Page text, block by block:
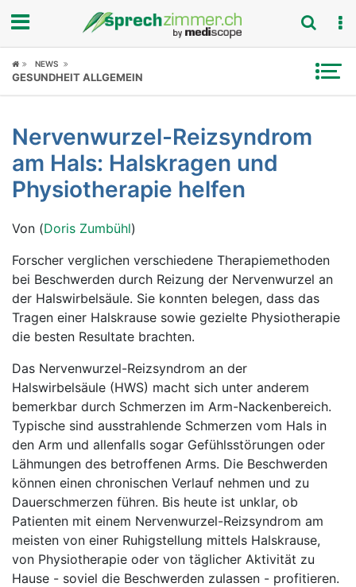
Fokus
Symptome
Untersuchungen
News
Ratgeber
Rubriken
NEWS
GESUNDHEIT ALLGEMEIN
Nervenwurzel-Reizsyndrom
am Hals: Halskragen und
Physiotherapie helfen
Von (Doris Zumbühl)
Forscher verglichen verschiedene Therapiemethoden
bei Beschwerden durch Reizung der Nervenwurzel an
der Halswirbelsäule. Sie konnten belegen, dass das
Tragen einer Halskrause sowie gezielte Physiotherapie
die besten Resultate brachten.
Das Nervenwurzel-Reizsyndrom an der
Halswirbelsäule (HWS) macht sich unter anderem
bemerkbar durch Schmerzen im Arm-Nackenbereich.
Typische sind ausstrahlende Schmerzen vom Hals in
den Arm und allenfalls sogar Gefühlsstörungen oder
Lähmungen des betroffenen Arms. Die Beschwerden
können einen chronischen Verlauf nehmen und zu
Dauerschmerzen führen. Bis heute ist unklar, ob
Patienten mit einem Nervenwurzel-Reizsyndrom am
meisten von einer Ruhigstellung mittels Halskrause,
von Physiotherapie oder von täglicher Aktivität zu
Hause - soviel die Beschwerden zulassen - profitieren.